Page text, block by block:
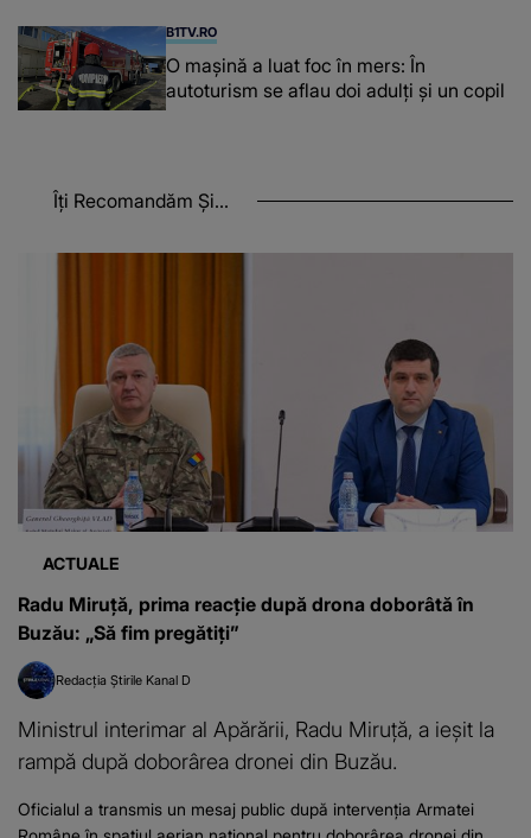
B1TV.RO
O maşină a luat foc în mers: În
autoturism se aflau doi adulți și un copil
Îți Recomandăm Și...
ACTUALE
Radu Miruță, prima reacție după drona doborâtă în
Buzău: „Să fim pregătiți”
Redacția Știrile Kanal D
Ministrul interimar al Apărării, Radu Miruță, a ieșit la
rampă după doborârea dronei din Buzău.
Oficialul a transmis un mesaj public după intervenția Armatei